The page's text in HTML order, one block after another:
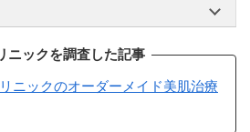
ニックを調査した記事
ニックのオーダーメイド美肌治療